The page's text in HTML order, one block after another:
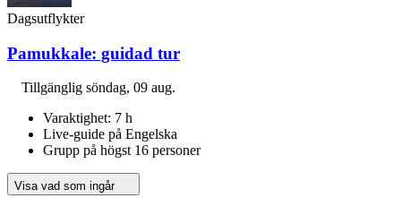
Dagsutflykter
Pamukkale: guidad tur
Tillgänglig söndag, 09 aug.
Varaktighet: 7 h
Live-guide på Engelska
Grupp på högst 16 personer
Visa vad som ingår